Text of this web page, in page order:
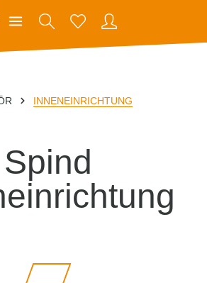
INNENEINRICHTUNG
Spind